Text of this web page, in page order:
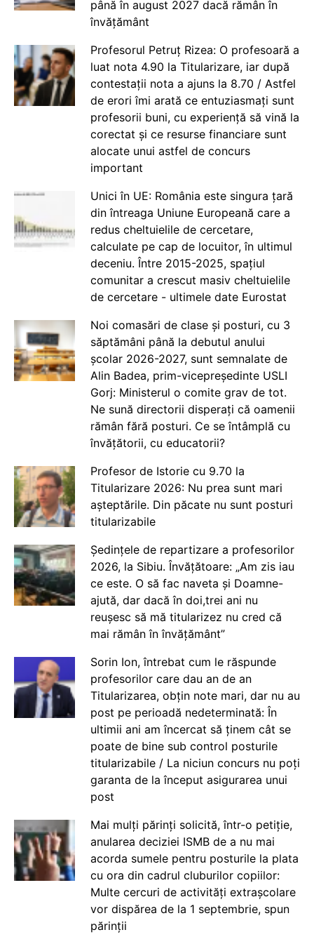
până în august 2027 dacă rămân în
învățământ
Profesorul Petruț Rizea: O profesoară a
luat nota 4.90 la Titularizare, iar după
contestații nota a ajuns la 8.70 / Astfel
de erori îmi arată ce entuziasmați sunt
profesorii buni, cu experiență să vină la
corectat și ce resurse financiare sunt
alocate unui astfel de concurs
important
Unici în UE: România este singura țară
din întreaga Uniune Europeană care a
redus cheltuielile de cercetare,
calculate pe cap de locuitor, în ultimul
deceniu. Între 2015-2025, spațiul
comunitar a crescut masiv cheltuielile
de cercetare - ultimele date Eurostat
Noi comasări de clase și posturi, cu 3
săptămâni până la debutul anului
școlar 2026-2027, sunt semnalate de
Alin Badea, prim-vicepreședinte USLI
Gorj: Ministerul o comite grav de tot.
Ne sună directorii disperați că oamenii
rămân fără posturi. Ce se întâmplă cu
învățătorii, cu educatorii?
Profesor de Istorie cu 9.70 la
Titularizare 2026: Nu prea sunt mari
așteptările. Din păcate nu sunt posturi
titularizabile
Ședințele de repartizare a profesorilor
2026, la Sibiu. Învățătoare: „Am zis iau
ce este. O să fac naveta și Doamne-
ajută, dar dacă în doi,trei ani nu
reușesc să mă titularizez nu cred că
mai rămân în învățământ”
Sorin Ion, întrebat cum le răspunde
profesorilor care dau an de an
Titularizarea, obțin note mari, dar nu au
post pe perioadă nedeterminată: În
ultimii ani am încercat să ținem cât se
poate de bine sub control posturile
titularizabile / La niciun concurs nu poți
garanta de la început asigurarea unui
post
Mai mulți părinți solicită, într-o petiție,
anularea deciziei ISMB de a nu mai
acorda sumele pentru posturile la plata
cu ora din cadrul cluburilor copiilor:
Multe cercuri de activități extrașcolare
vor dispărea de la 1 septembrie, spun
părinții